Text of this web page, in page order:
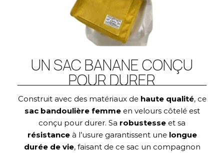
UN SAC BANANE CONÇU
POUR DURER
Construit avec des matériaux de haute qualité, ce
sac bandoulière femmeen velours côtelé est
conçu pour durer. Sa robustesse et sa
résistanceà l’usure garantissent une longue
durée de vie, faisant de ce sac un compagnon